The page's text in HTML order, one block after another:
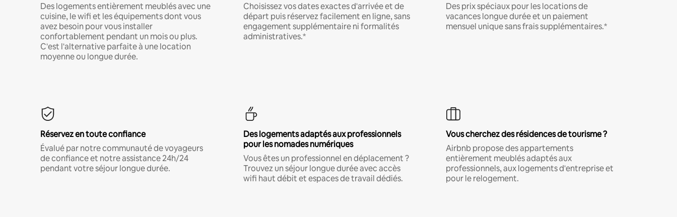
Des logements entièrement meublés avec une
cuisine, le wifi et les équipements dont vous
avez besoin pour vous installer
confortablement pendant un mois ou plus.
C'est l'alternative parfaite à une location
moyenne ou longue durée.
Choisissez vos dates exactes d'arrivée et de
départ puis réservez facilement en ligne, sans
engagement supplémentaire ni formalités
administratives.*
Des prix spéciaux pour les locations de
vacances longue durée et un paiement
mensuel unique sans frais supplémentaires.*
Réservez en toute confiance
Évalué par notre communauté de voyageurs
de confiance et notre assistance 24h/24
pendant votre séjour longue durée.
Des logements adaptés aux professionnels
pour les nomades numériques
Vous êtes un professionnel en déplacement ?
Trouvez un séjour longue durée avec accès
wifi haut débit et espaces de travail dédiés.
Vous cherchez des résidences de tourisme ?
Airbnb propose des appartements
entièrement meublés adaptés aux
professionnels, aux logements d'entreprise et
pour le relogement.